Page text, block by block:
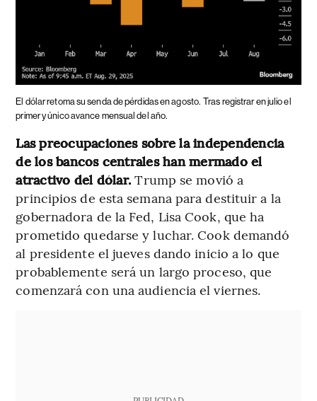
El dólar retoma su senda de pérdidas en agosto. Tras registrar en julio el
primer y único avance mensual del año.
Las preocupaciones sobre la independencia
de los bancos centrales han mermado el
atractivo del dólar.Trump se movió a
principios de esta semana para destituir a la
gobernadora de la Fed, Lisa Cook, que ha
prometido quedarse y luchar. Cook demandó
al presidente el jueves dando inicio a lo que
probablemente será un largo proceso, que
comenzará con una audiencia el viernes.